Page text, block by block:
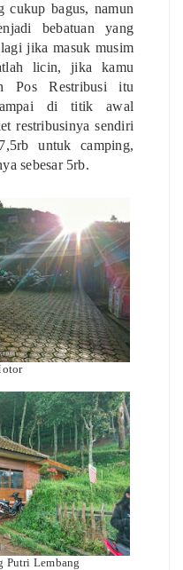
cukup bagus, namun
bebatuan yang
jika masuk musim
licin, jika kamu
Pos Restribusi itu
di titik awal
restribusinya sendiri
untuk camping,
sebesar 5rb.
Putri Lembang